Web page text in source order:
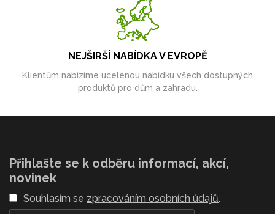
NEJŠIRŠÍ NABÍDKA V EVROPĚ
Klientům nabízíme ucelenou nabídku všech dostupných
produktů pro dům a zahradu.
Přihlašte se k odběru informací, akcí,
novinek
Souhlasím se zpracováním osobních údajů.